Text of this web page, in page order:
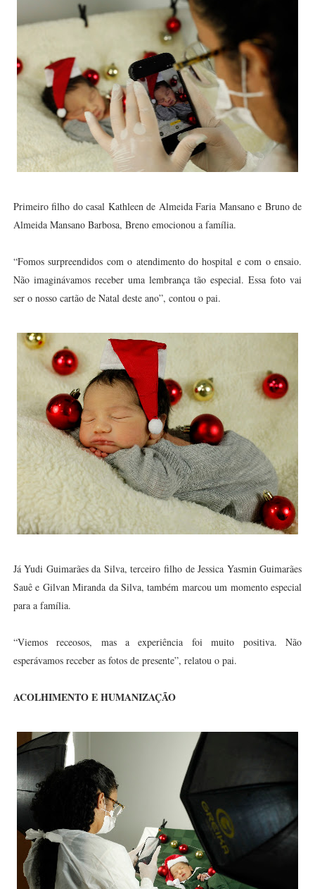
Primeiro filho do casal Kathleen de Almeida Faria Mansano e Bruno de
Almeida Mansano Barbosa, Breno emocionou a família.
“Fomos surpreendidos com o atendimento do hospital e com o ensaio.
Não imaginávamos receber uma lembrança tão especial. Essa foto vai
ser o nosso cartão de Natal deste ano”, contou o pai.
Já Yudi Guimarães da Silva, terceiro filho de Jessica Yasmin Guimarães
Sauê e Gilvan Miranda da Silva, também marcou um momento especial
para a família.
“Viemos receosos, mas a experiência foi muito positiva. Não
esperávamos receber as fotos de presente”, relatou o pai.
ACOLHIMENTO E HUMANIZAÇÃO